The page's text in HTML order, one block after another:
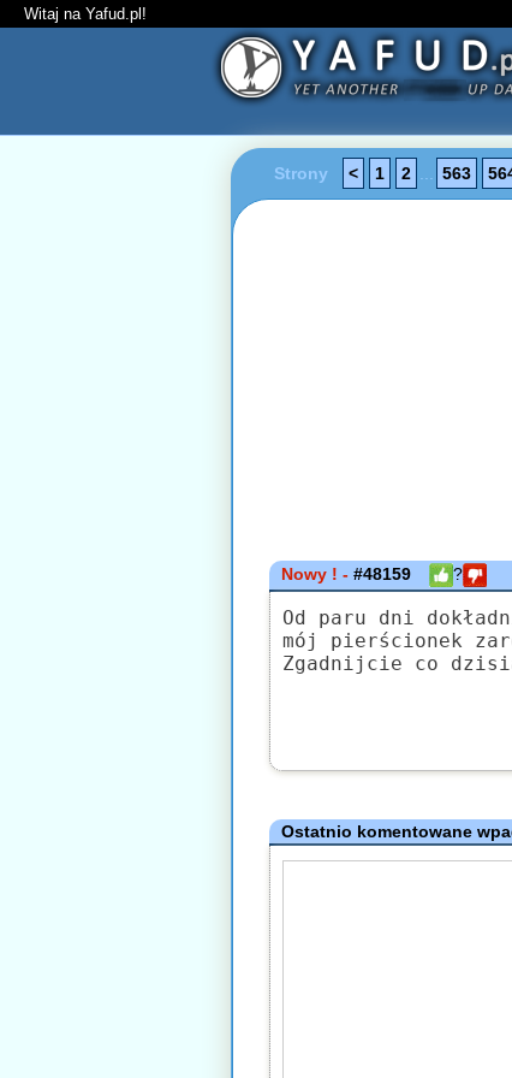
Witaj na Yafud.pl!
Strony < 1 2 563
Nowy ! -#48159 ?
Od paru dni
mój pierścionek
Zgadnijcie co dzisiaj
Ostatnio komentowane